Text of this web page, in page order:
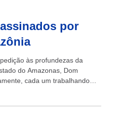
por
às profundezas da
do Amazonas, Dom
cada um trabalhando